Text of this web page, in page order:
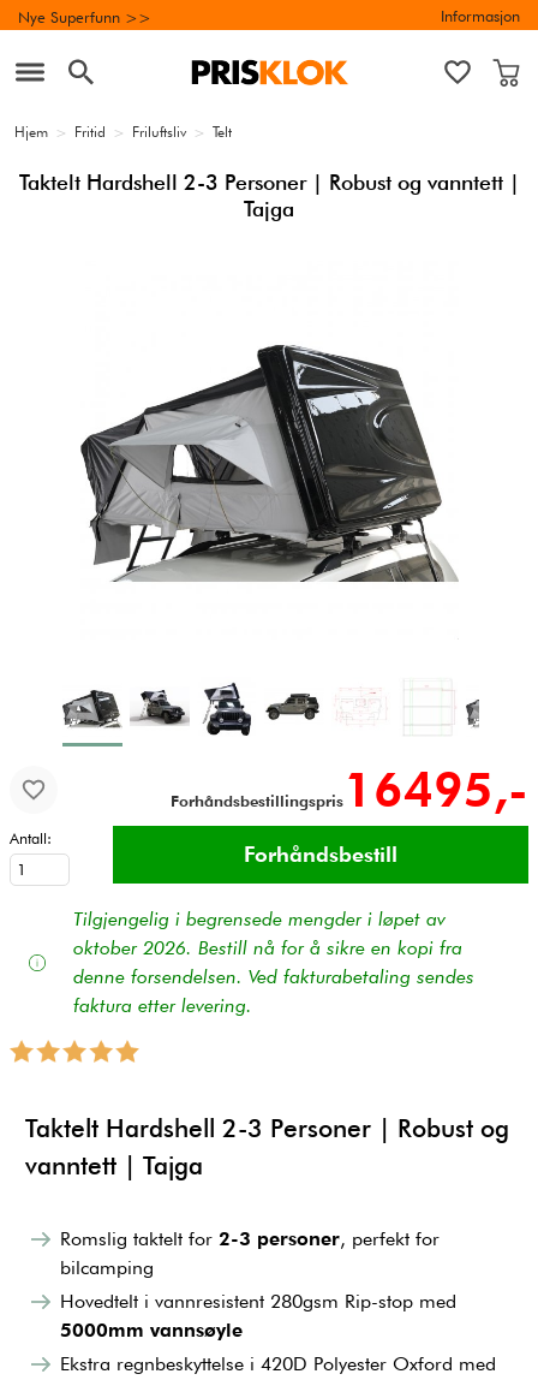
Nye Superfunn >> Informasjon
Hjem > Fritid > Friluftsliv > Telt
Taktelt Hardshell 2-3 Personer | Robust og vanntett |
Tajga
Forhåndsbestillingspris 16495,-
Antall:
Tilgjengelig i begrensede mengder i løpet av
oktober 2026. Bestill nå for å sikre en kopi fra
denne forsendelsen. Ved fakturabetaling sendes
faktura etter levering.
Taktelt Hardshell 2-3 Personer | Robust og
vanntett | Tajga
Romslig taktelt for 2-3 personer, perfekt for
bilcamping
Hovedtelt i vannresistent 280gsm Rip-stop med
5000mm vannsøyle
Ekstra regnbeskyttelse i 420D Polyester Oxford med